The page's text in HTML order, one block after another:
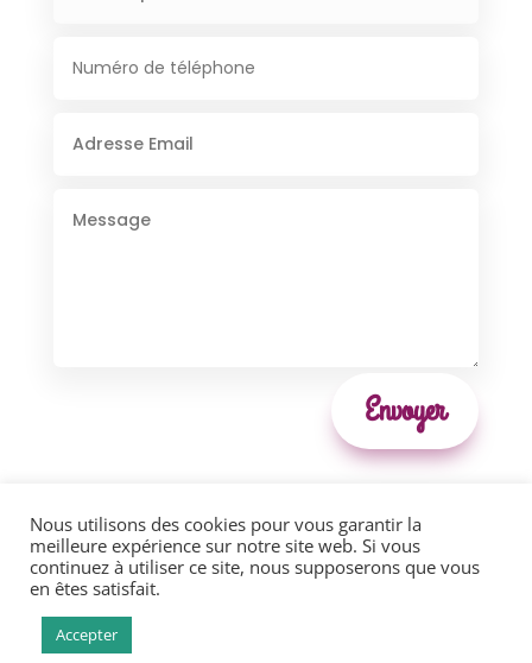
Envoyer
…….. Au coeur de la ressource – Sandra Veyer ……..
Nous utilisons des cookies pour vous garantir la
meilleure expérience sur notre site web. Si vous
continuez à utiliser ce site, nous supposerons que vous
en êtes satisfait.
Accepter